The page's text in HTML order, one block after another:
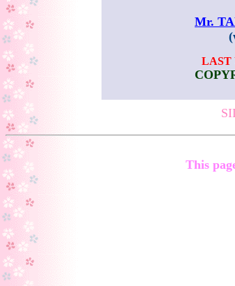
Mr.
LAST
This